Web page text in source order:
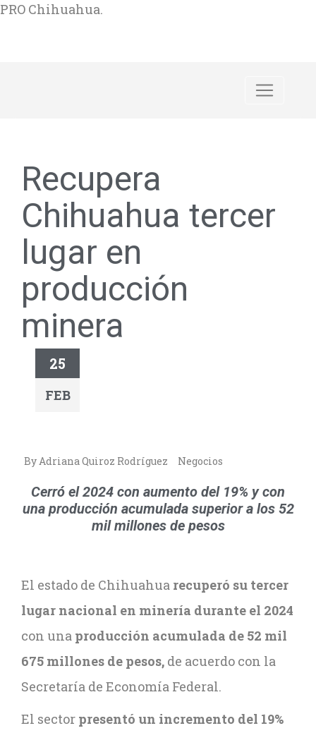
PRO Chihuahua.
Recupera
Chihuahua tercer
lugar en
producción
minera
25
FEB
By Adriana Quiroz Rodríguez Negocios
Cerró el 2024 con aumento del 19% y con
una producción acumulada superior a los 52
mil millones de pesos
El estado de Chihuahua recuperó su tercer
lugar nacional en minería durante el 2024
con una producción acumulada de 52 mil
675 millones de pesos, de acuerdo con la
Secretaría de Economía Federal.
El sector presentó un incremento del 19%